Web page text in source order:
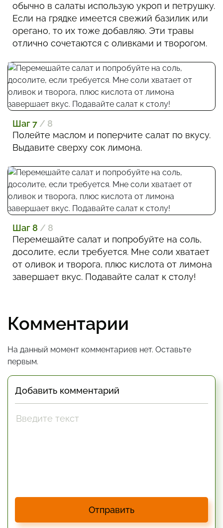
обычно в салаты использую укроп и петрушку.
Если на грядке имеется свежий базилик или
орегано, то их тоже добавляю. Эти травы
отлично сочетаются с оливками и творогом.
Шаг 7 / 8
Полейте маслом и поперчите салат по вкусу.
Выдавите сверху сок лимона.
Шаг 8 / 8
Перемешайте салат и попробуйте на соль,
досолите, если требуется. Мне соли хватает
от оливок и творога, плюс кислота от лимона
завершает вкус. Подавайте салат к столу!
Комментарии
На данный момент комментариев нет. Оставьте
первым.
Добавить комментарий
Отправить